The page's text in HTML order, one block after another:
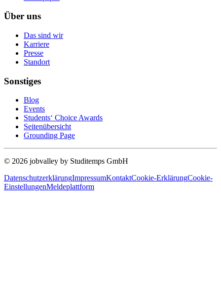
Über uns
Das sind wir
Karriere
Presse
Standort
Sonstiges
Blog
Events
Students‘ Choice Awards
Seitenübersicht
Grounding Page
© 2026 jobvalley by Studitemps GmbH
DatenschutzerklärungImpressumKontaktCookie-ErklärungCookie-
EinstellungenMeldeplattform